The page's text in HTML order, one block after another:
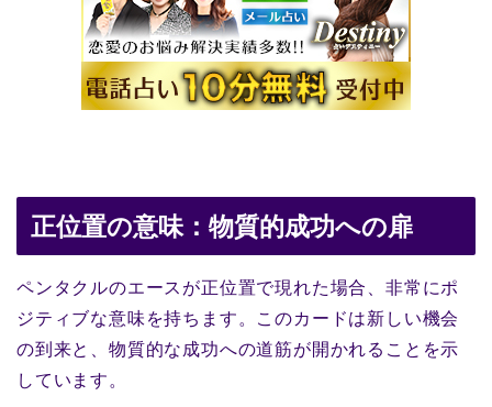
正位置の意味：物質的成功への扉
ペンタクルのエースが正位置で現れた場合、非常にポ
ジティブな意味を持ちます。このカードは新しい機会
の到来と、物質的な成功への道筋が開かれることを示
しています。